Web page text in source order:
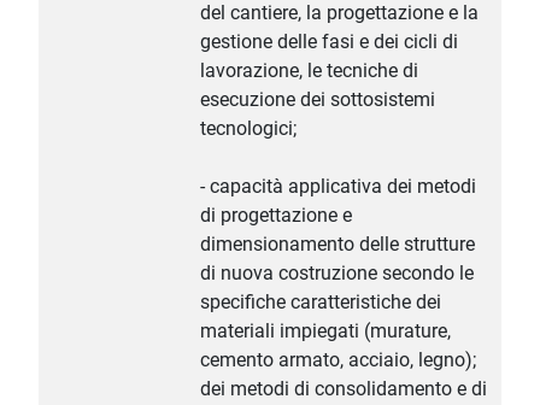
del cantiere, la progettazione e la
gestione delle fasi e dei cicli di
lavorazione, le tecniche di
esecuzione dei sottosistemi
tecnologici;
- capacità applicativa dei metodi
di progettazione e
dimensionamento delle strutture
di nuova costruzione secondo le
specifiche caratteristiche dei
materiali impiegati (murature,
cemento armato, acciaio, legno);
dei metodi di consolidamento e di